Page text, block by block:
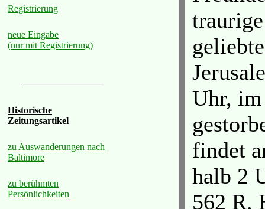
Registrierung
neue Eingabe
(nur mit Registrierung)
Historische
Zeitungsartikel
zu Auswanderungen nach
Baltimore
zu berühmten
Persönlichkeiten
Uhr,
findet
halb 2
562 R.